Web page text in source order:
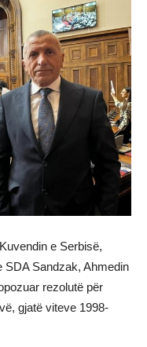
e Serbisë,
SDA Sandzak, Ahmedin
rezolutë për
gjatë viteve 1998-